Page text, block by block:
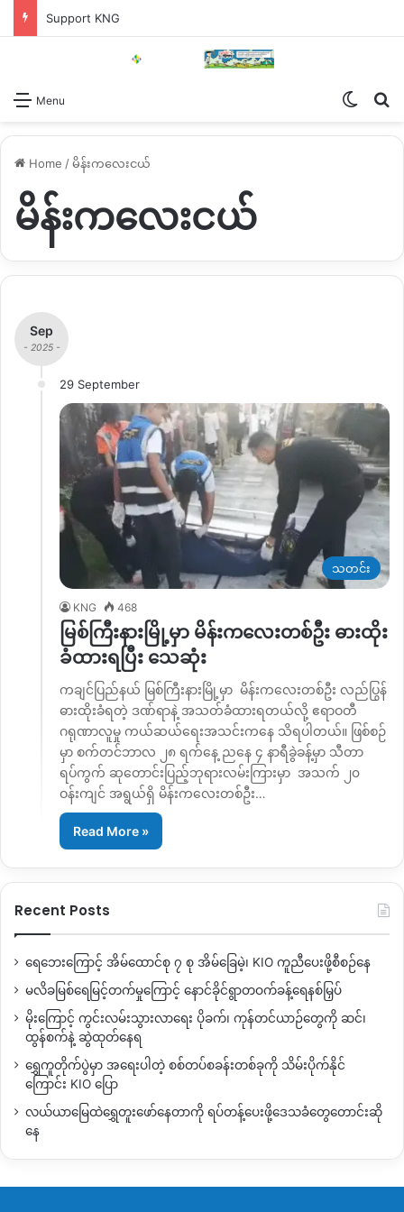
Support KNG
Menu
Home /မိန်းကလေးငယ်
မိန်းကလေးငယ်
Sep
- 2025 -
29 September
သတင်း
KNG 468
မြစ်ကြီးနားမြို့မှာ မိန်းကလေးတစ်ဦး ဓားထိုး
ခံထားရပြီး သေဆုံး
ကချင်ပြည်နယ် မြစ်ကြီးနားမြို့မှာ မိန်းကလေးတစ်ဦး လည်ပြွန်
ဓားထိုးခံရတဲ့ ဒဏ်ရာနဲ့ အသတ်ခံထားရတယ်လို့ ဧရာဝတီ
ဂရုဏာလူမှု ကယ်ဆယ်ရေးအသင်းကနေ သိရပါတယ်။ ဖြစ်စဉ်
မှာ စက်တင်ဘာလ ၂၈ ရက်နေ့ ညနေ ၄ နာရီခွဲခန့်မှာ သီတာ
ရပ်ကွက် ဆုတောင်းပြည့်ဘုရားလမ်းကြားမှာ အသက် ၂၀
ဝန်းကျင် အရွယ်ရှိ မိန်းကလေးတစ်ဦး…
Read More »
Recent Posts
ရေဘေးကြောင့် အိမ်ထောင်စု ၇ စု အိမ်ခြေမဲ့၊ KIO ကူညီပေးဖို့စီစဉ်နေ
မလိခမြစ်ရေမြင့်တက်မှုကြောင့် နောင်ခိုင်ရွာတဝက်ခန့်ရေနစ်မြှပ်
မိုးကြောင့် ကွင်းလမ်းသွားလာရေး ပိုခက်၊ ကုန်တင်ယာဉ်တွေကို ဆင်၊
ထွန်စက်နဲ့ ဆွဲထုတ်နေရ
ရွှေကူတိုက်ပွဲမှာ အရေးပါတဲ့ စစ်တပ်စခန်းတစ်ခုကို သိမ်းပိုက်နိုင်
ကြောင်း KIO ပြော
လယ်ယာမြေထဲရွှေတူးဖော်နေတာကို ရပ်တန့်ပေးဖို့ဒေသခံတွေတောင်းဆို
နေ